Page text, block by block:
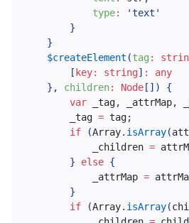
type:
'text'
}
}
$createElement (tag :
[ key: string] :
any
} , children: Node [ ] )
{
var _tag, _attrMap,
		_tag
= tag;
if
(Array. isArray(
			_children
=
}
else {
			_attrMap
=
}
if
(Array. isArray(